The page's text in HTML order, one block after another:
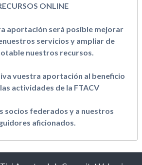
ONLINE
aportación será posible mejorar
servicios y ampliar de
nuestros recursos.
vuestra aportación al beneficio
actividades de la FTACV
socios federados y a nuestros
aficionados.